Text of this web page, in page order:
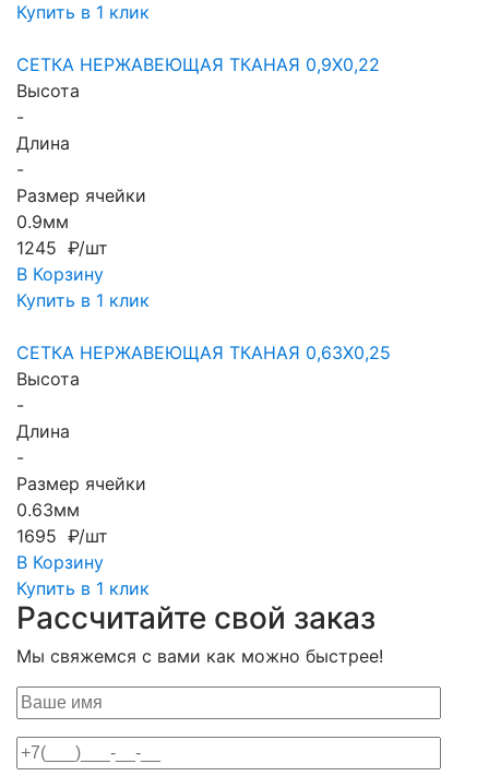
Купить в 1 клик
СЕТКА НЕРЖАВЕЮЩАЯ ТКАНАЯ 0,9X0,22
Высота
-
Длина
-
Размер ячейки
0.9мм
1245 ₽/шт
В Корзину
Купить в 1 клик
СЕТКА НЕРЖАВЕЮЩАЯ ТКАНАЯ 0,63X0,25
Высота
-
Длина
-
Размер ячейки
0.63мм
1695 ₽/шт
В Корзину
Купить в 1 клик
Рассчитайте свой заказ
Мы свяжемся с вами как можно быстрее!